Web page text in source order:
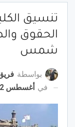
الحقوق
شمس
بواسطة فريق
في أغسطس 12, 2022